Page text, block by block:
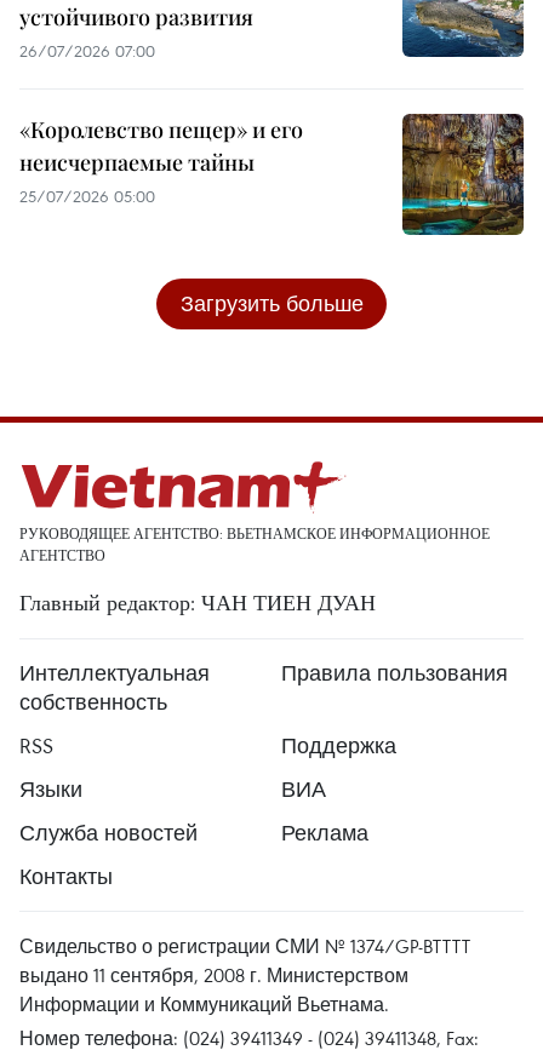
устойчивого развития
26/07/2026 07:00
«Королевство пещер» и его
неисчерпаемые тайны
25/07/2026 05:00
Загрузить больше
РУКОВОДЯЩЕЕ АГЕНТСТВО: ВЬЕТНАМСКОЕ ИНФОРМАЦИОННОЕ
АГЕНТСТВО
Главный редактор: ЧАН ТИЕН ДУАН
Интеллектуальная
собственность
Правила пользования
RSS
Поддержка
Языки
ВИА
Служба новостей
Реклама
Контакты
Свидельство о регистрации СМИ № 1374/GP-BTTTT
выдано 11 сентября, 2008 г. Министерством
Информации и Коммуникаций Вьетнама.
Номер телефона: (024) 39411349 - (024) 39411348, Fax: